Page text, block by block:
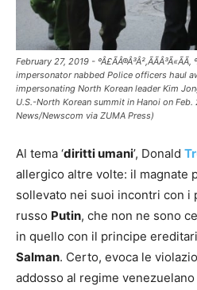
February 27, 2019 -
impersonator nabbed Police officers haul
impersonating North Korean leader Kim
U.S.-North Korean summit in Hanoi on
News/Newscom via ZUMA Press)
Al tema ‘diritti umani’, Donald
allergico altre volte: il magnate
sollevato nei suoi incontri con i
russo Putin, che non ne sono
in quello con il principe
Salman. Certo, evoca le
addosso al regime